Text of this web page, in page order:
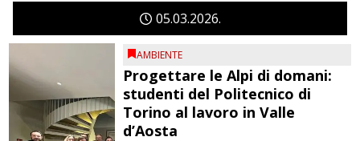
0503 2026
AMBIENTE
Progettare le Alpi di domani:
studenti del Politecnico di
Torino al lavoro in Valle
d’Aosta